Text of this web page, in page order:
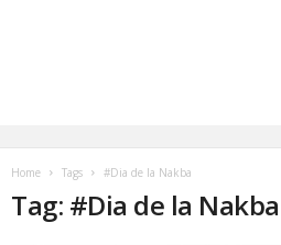
Home Tags #Dia de la Nakba
Tag: #Dia de la Nakba